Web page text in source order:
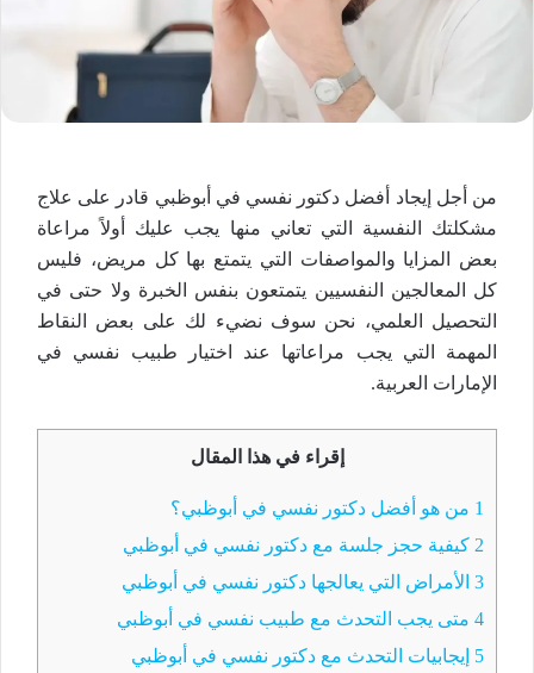
من أجل إيجاد أفضل دكتور نفسي في أبوظبي قادر على علاج
مشكلتك النفسية التي تعاني منها يجب عليك أولاً مراعاة
بعض المزايا والمواصفات التي يتمتع بها كل مريض، فليس
كل المعالجين النفسيين يتمتعون بنفس الخبرة ولا حتى في
التحصيل العلمي، نحن سوف نضيء لك على بعض النقاط
المهمة التي يجب مراعاتها عند اختيار طبيب نفسي في
الإمارات العربية.
إقراء في هذا المقال
1 من هو أفضل دكتور نفسي في أبوظبي؟
2 كيفية حجز جلسة مع دكتور نفسي في أبوظبي
3 الأمراض التي يعالجها دكتور نفسي في أبوظبي
4 متى يجب التحدث مع طبيب نفسي في أبوظبي
5 إيجابيات التحدث مع دكتور نفسي في أبوظبي